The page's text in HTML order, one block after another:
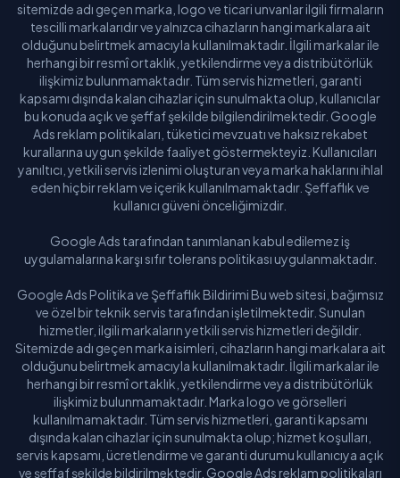
sitemizde adı geçen marka, logo ve ticari unvanlar ilgili firmaların
tescilli markalarıdır ve yalnızca cihazların hangi markalara ait
olduğunu belirtmek amacıyla kullanılmaktadır. İlgili markalar ile
herhangi bir resmî ortaklık, yetkilendirme veya distribütörlük
ilişkimiz bulunmamaktadır. Tüm servis hizmetleri, garanti
kapsamı dışında kalan cihazlar için sunulmakta olup, kullanıcılar
bu konuda açık ve şeffaf şekilde bilgilendirilmektedir. Google
Ads reklam politikaları, tüketici mevzuatı ve haksız rekabet
kurallarına uygun şekilde faaliyet göstermekteyiz. Kullanıcıları
yanıltıcı, yetkili servis izlenimi oluşturan veya marka haklarını ihlal
eden hiçbir reklam ve içerik kullanılmamaktadır. Şeffaflık ve
kullanıcı güveni önceliğimizdir.
Google Ads tarafından tanımlanan kabul edilemez iş
uygulamalarına karşı sıfır tolerans politikası uygulanmaktadır.
Google Ads Politika ve Şeffaflık Bildirimi Bu web sitesi, bağımsız
ve özel bir teknik servis tarafından işletilmektedir. Sunulan
hizmetler, ilgili markaların yetkili servis hizmetleri değildir.
Sitemizde adı geçen marka isimleri, cihazların hangi markalara ait
olduğunu belirtmek amacıyla kullanılmaktadır. İlgili markalar ile
herhangi bir resmî ortaklık, yetkilendirme veya distribütörlük
ilişkimiz bulunmamaktadır. Marka logo ve görselleri
kullanılmamaktadır. Tüm servis hizmetleri, garanti kapsamı
dışında kalan cihazlar için sunulmakta olup; hizmet koşulları,
servis kapsamı, ücretlendirme ve garanti durumu kullanıcıya açık
ve şeffaf şekilde bildirilmektedir. Google Ads reklam politikaları